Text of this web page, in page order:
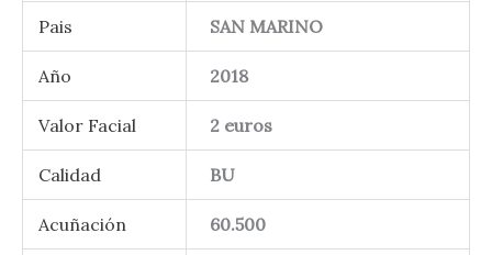
Pais SAN MARINO
Año 2018
Valor Facial 2 euros
Calidad BU
Acuñación 60.500